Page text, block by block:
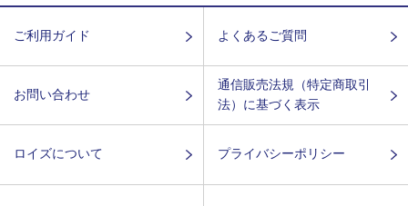
ご利用ガイド よくあるご質問
お問い合わせ
通信販売法規（特定商取引
法）に基づく表示
ロイズについて プライバシーポリシー